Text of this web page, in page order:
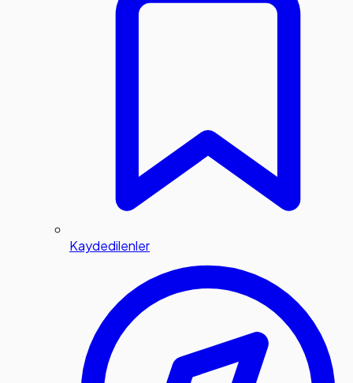
Kaydedilenler